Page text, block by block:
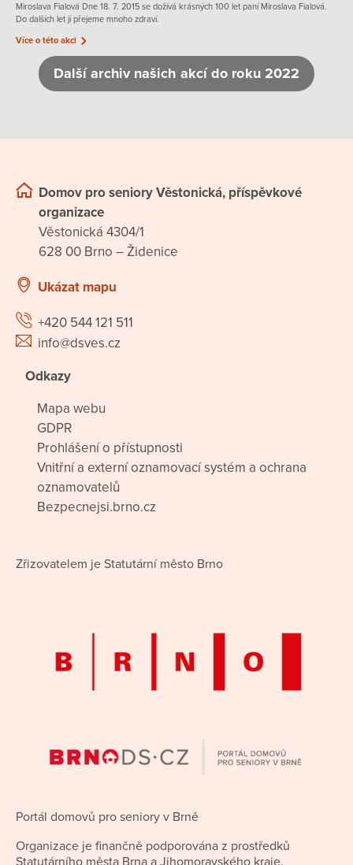
Miroslava Fialová Dne 18. 7. 2015 se dožívá krásných 100 let paní Miroslava Fialová.
Do dalších let jí přejeme mnoho zdraví.
Více o této akci
Další archiv našich akcí do roku 2022
Domov pro seniory Věstonická, příspěvkové
organizace
Věstonická 4304/1
628 00 Brno – Židenice
Ukázat mapu
+420 544 121 511
info@dsves.cz
Odkazy
Mapa webu
GDPR
Prohlášení o přístupnosti
Vnitřní a externí oznamovací systém a ochrana
oznamovatelů
Bezpecnejsi.brno.cz
Zřizovatelem je Statutární město Brno
Portál domovů pro seniory v Brně
Organizace je finančně podporována z prostředků